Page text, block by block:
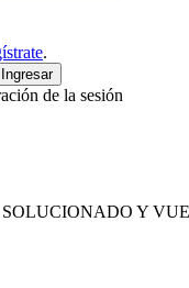
.
de la sesión
SOLUCIONADO Y